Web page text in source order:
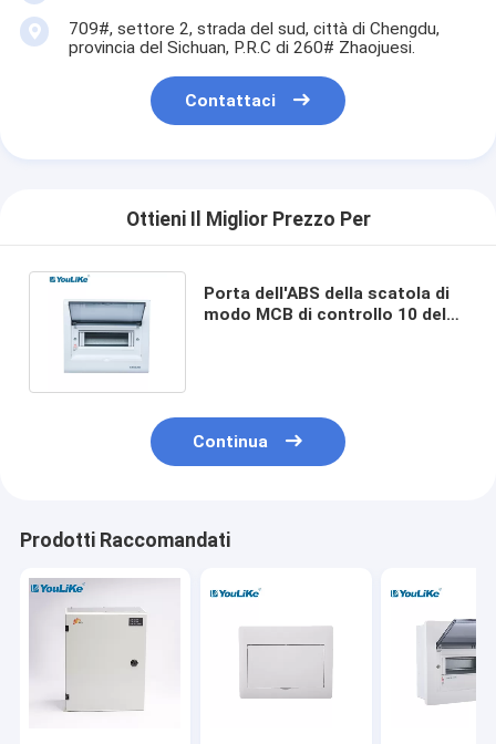
709#, settore 2, strada del sud, città di Chengdu,
provincia del Sichuan, P.R.C di 260# Zhaojuesi.
Contattaci
Ottieni Il Miglior Prezzo Per
Porta dell'ABS della scatola di
modo MCB di controllo 10 del
Continua
Prodotti Raccomandati